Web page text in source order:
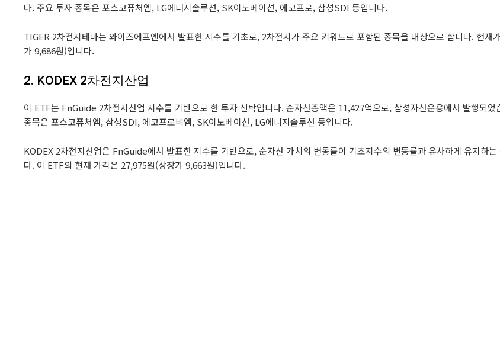
다. 주요 투자 종목은 포스코퓨처엠, LG에너지솔루션, SK이노베이션, 에코프로, 삼성SDI 등입니다.
TIGER 2차전지테마는 와이즈에프엔에서 발표한 지수를 기초로, 2차전지가 주요 키워드로 포함된 종목을 대상으로 합니다. 현재
가 9,686원)입니다.
2. KODEX 2차전지산업
이 ETF는 FnGuide 2차전지산업 지수를 기반으로 한 투자 신탁입니다. 순자산총액은 11,427억으로, 삼성자산운용에서 발행되었
종목은 포스코퓨처엠, 삼성SDI, 에코프로비엠, SK이노베이션, LG에너지솔루션 등입니다.
KODEX 2차전지산업은 FnGuide에서 발표한 지수를 기반으로, 순자산 가치의 변동률이 기초지수의 변동률과 유사하게 유지하는
다. 이 ETF의 현재 가격은 27,975원(상장가 9,663원)입니다.